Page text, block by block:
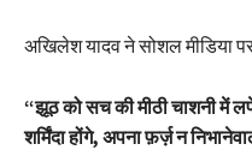
अखिलेश यादव ने सोशल मीडिया
“झूठ को सच की मीठी चाशनी में
शर्मिंदा होंगे, अपना फ़र्ज़ न